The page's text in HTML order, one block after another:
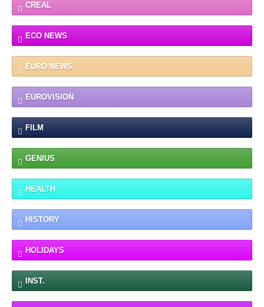
CREAL
ECO NEWS
EURO NEWS
EUROVISION
FILM
GENIUS
HEALTH
HISTORY
HOLIDAYS
INST.